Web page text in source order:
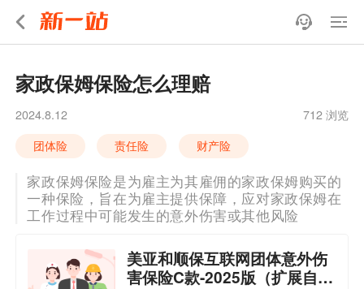
家政保姆保险怎么理赔
2024.8.12
712 浏览
团体险
责任险 财产险
家政保姆保险是为雇主为其雇佣的家政保姆购买的
一种保险，旨在为雇主提供保障，应对家政保姆在
工作过程中可能发生的意外伤害或其他风险
美亚和顺保互联网团体意外伤
害保险C款-2025版（扩展自费